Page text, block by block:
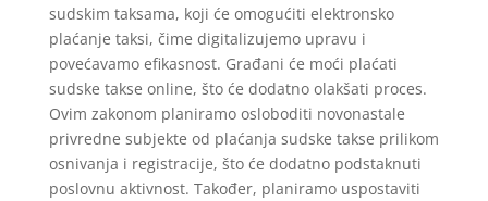
sudskim taksama, koji će omogućiti elektronsko
plaćanje taksi, čime digitalizujemo upravu i
povećavamo efikasnost. Građani će moći plaćati
sudske takse online, što će dodatno olakšati proces.
Ovim zakonom planiramo osloboditi novonastale
privredne subjekte od plaćanja sudske takse prilikom
osnivanja i registracije, što će dodatno podstaknuti
poslovnu aktivnost. Također, planiramo uspostaviti